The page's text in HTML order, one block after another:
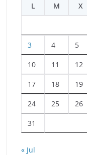
L
M X
3 4 5
10 11 12
17 18 19
24 25 26
31
« Jul